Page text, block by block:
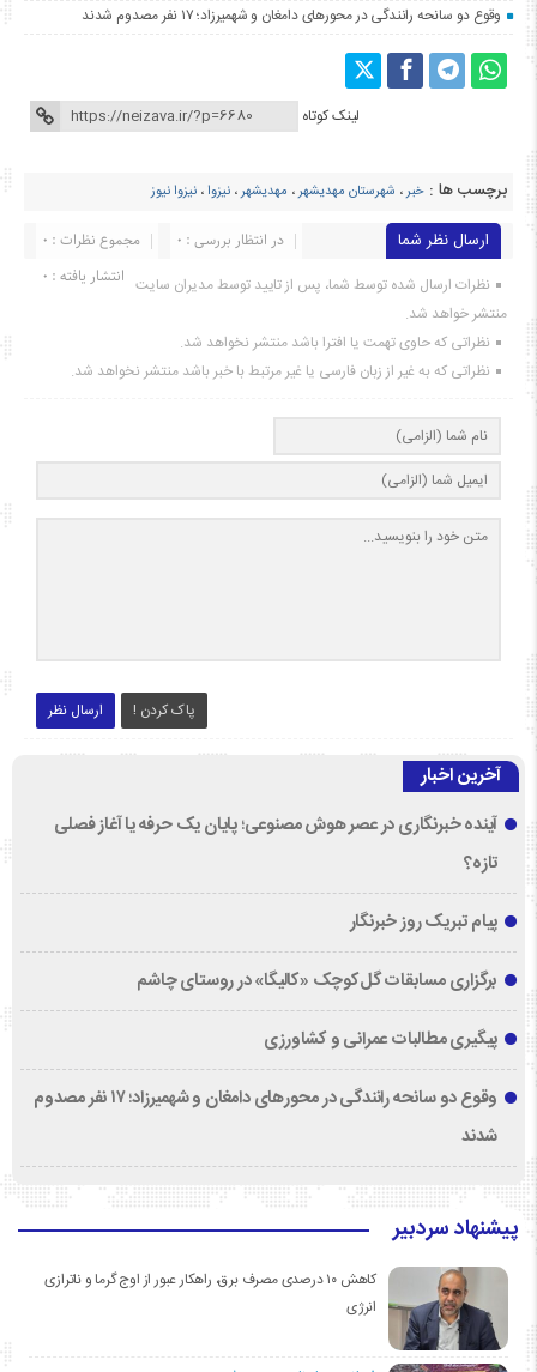
وقوع دو سانحه رانندگی در محورهای دامغان و شهمیرزاد؛ ۱۷ نفر مصدوم شدند
لینک کوتاه
برچسب ها : خبر، شهرستان مهدیشهر، مهدیشهر، نیزوا ، نیزوا نیوز
ارسال نظر شما مجموع نظرات : 0
در انتظار بررسی : 0
انتشار یافته : ۰ نظرات ارسال شده توسط شما، پس از تایید توسط مدیران سایت
منتشر خواهد شد.
نظراتی که حاوی تهمت یا افترا باشد منتشر نخواهد شد.
نظراتی که به غیر از زبان فارسی یا غیر مرتبط با خبر باشد منتشر نخواهد شد.
ارسال نظر پاک کردن !
آخرین اخبار
آینده خبرنگاری در عصر هوش مصنوعی؛ پایان یک حرفه یا آغاز فصلی
تازه؟
پیام تبریک روز خبرنگار
برگزاری مسابقات گل‌کوچک «کالیگا» در روستای چاشم
پیگیری مطالبات عمرانی و کشاورزی
وقوع دو سانحه رانندگی در محورهای دامغان و شهمیرزاد؛ ۱۷ نفر مصدوم
شدند
پیشنهاد سردبیر
کاهش ۱۰ درصدی مصرف برق، راهکار عبور از اوج گرما و ناترازی
انرژی